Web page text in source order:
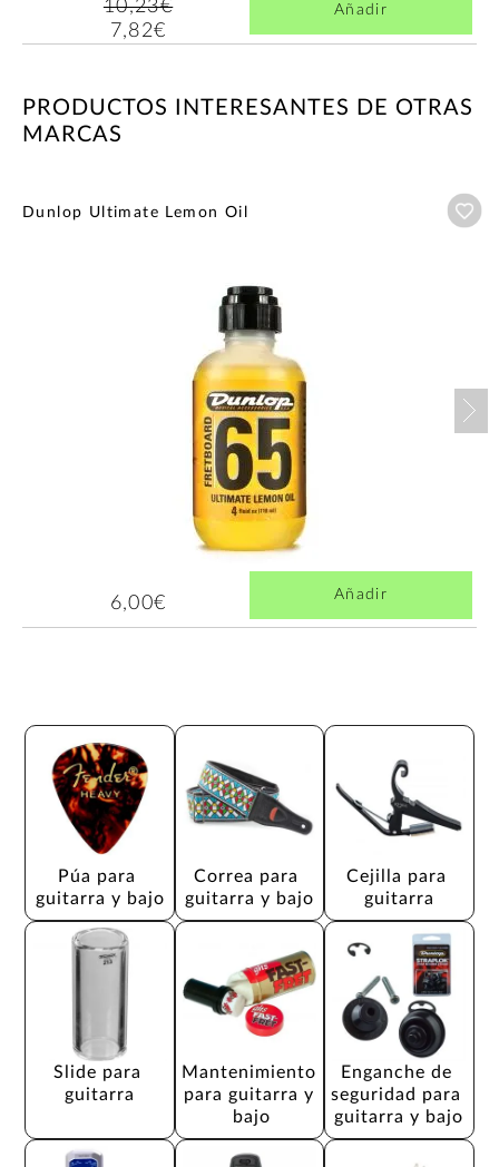
10,23€
7,82€
Añadir
PRODUCTOS INTERESANTES DE OTRAS
MARCAS
Dunlop Ultimate Lemon Oil
6,00€ Añadir
Púa para
guitarra y bajo
Correa para
guitarra y bajo
Cejilla para
guitarra
Slide para
guitarra
Mantenimiento
para guitarra y
bajo
Enganche de
seguridad para
guitarra y bajo